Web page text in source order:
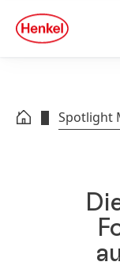
Zu Footer springen
quick
search
Spotlight